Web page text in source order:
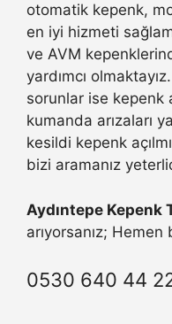
otomatik kepenk,
en iyi hizmeti
ve AVM
yardımcı
sorunlar ise kepenk
kumanda arızaları
kesildi kepenk
bizi aramanız
Aydıntepe Kepenk
arıyorsanız; Hemen
0530 640 44